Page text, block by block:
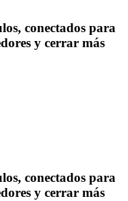
conectados para
y cerrar más
conectados para
y cerrar más